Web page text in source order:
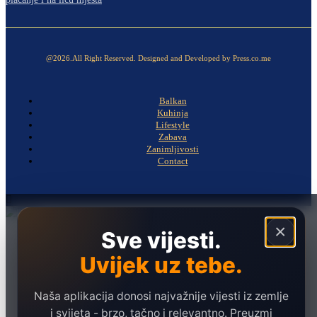
@2026.All Right Reserved. Designed and Developed by Press.co.me
Balkan
Kuhinja
Lifestyle
Zabava
Zanimljivosti
Contact
×
Sve vijesti.
Uvijek uz tebe.
Naša aplikacija donosi najvažnije vijesti iz zemlje
i svijeta - brzo, tačno i relevantno. Preuzmi
Hronika